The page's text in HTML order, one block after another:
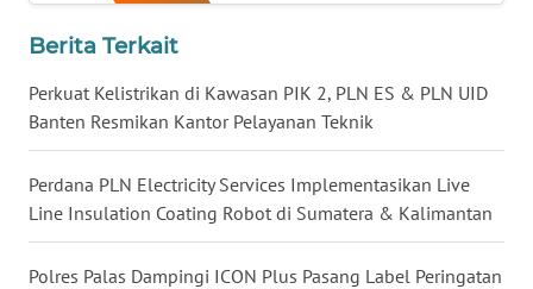
Berita Terkait
Perkuat Kelistrikan di Kawasan PIK 2, PLN ES & PLN UID
Banten Resmikan Kantor Pelayanan Teknik
Perdana PLN Electricity Services Implementasikan Live
Line Insulation Coating Robot di Sumatera & Kalimantan
Polres Palas Dampingi ICON Plus Pasang Label Peringatan
JATIM
BALI
KALBAR
KALTENG